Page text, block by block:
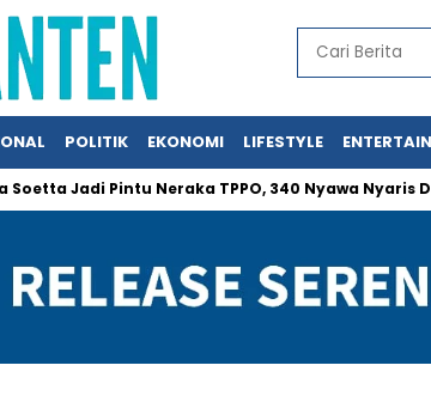
POLITIK EKONOMI LIFESTYLE
Pintu Neraka TPPO, 340 Nyawa Nyaris Dijual